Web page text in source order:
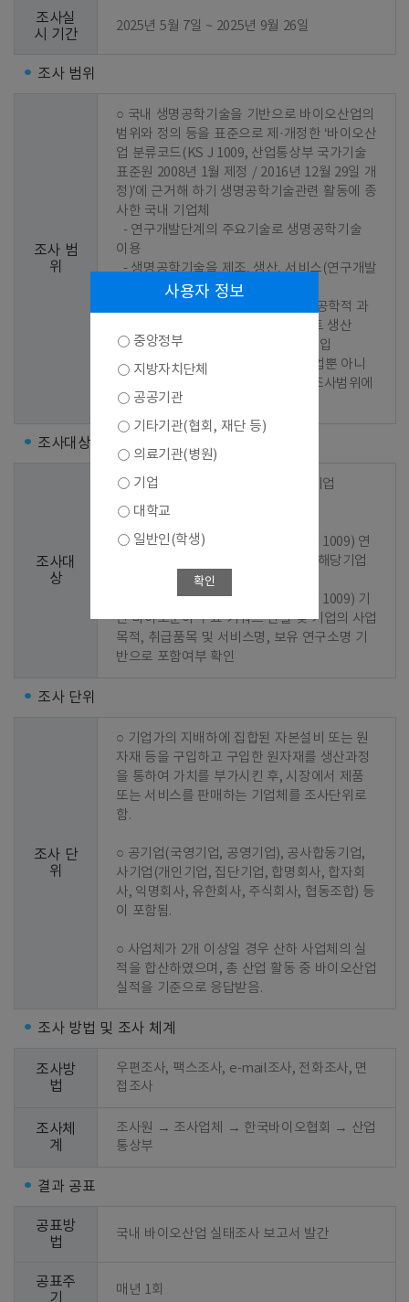
조사실
시 기간
2025년 5월 7일 ~ 2025년 9월 26일
조사 범위
조사 범
위
○ 국내 생명공학기술을 기반으로 바이오산업의
범위와 정의 등을 표준으로 제·개정한 ‘바이오산
업 분류코드(KS J 1009, 산업통상부 국가기술
표준원 2008년 1월 제정 / 2016년 12월 29일 개
정)’에 근거해 하기 생명공학기술관련 활동에 종
사한 국내 기업체
이용
  - 생명공학기술을 제조, 생산, 서비스(연구개발
서비스 포함)과정에 이용
정에 이용되는 기계, 장비 또는 플랜트 생산
  - 위의 제품을 해당국가에서 직접 수입
※ 위의 활동으로 매출이 발생한 기업뿐 아니
라 연구개발을 추진 중인 기업 역시 조사범위에
포함
조사대상
조사대
상
○ 1차 선정 : 2023년 기준 조사결과 기업
○ 2차 선정 : 신규기업 발굴
  - 1단계 : 바이오산업 분류코드(KS J 1009) 연
계 한국표준산업분류(KSIC) 지정 및 해당기업
반 바이오분야 주요 키워드 선별 및 기업의 사업
목적, 취급품목 및 서비스명, 보유 연구소명 기
반으로 포함여부 확인
조사 단위
조사 단
위
○ 기업가의 지배하에 집합된 자본설비 또는 원
자재 등을 구입하고 구입한 원자재를 생산과정
을 통하여 가치를 부가시킨 후, 시장에서 제품
또는 서비스를 판매하는 기업체를 조사단위로
함.
○ 공기업(국영기업, 공영기업), 공사합동기업,
사기업(개인기업, 집단기업, 합명회사, 합자회
사, 익명회사, 유한회사, 주식회사, 협동조합) 등
이 포함됨.
○ 사업체가 2개 이상일 경우 산하 사업체의 실
적을 합산하였으며, 총 산업 활동 중 바이오산업
실적을 기준으로 응답받음.
조사 방법 및 조사 체계
조사방
법
우편조사, 팩스조사, e-mail조사, 전화조사, 면
접조사
조사체
계
조사원 → 조사업체 → 한국바이오협회 → 산업
통상부
결과 공표
공표방
법
국내 바이오산업 실태조사 보고서 발간
공표주
기
매년 1회
사용자 정보
중앙정부
지방자치단체
공공기관
기타기관(협회, 재단 등)
의료기관(병원)
기업
대학교
일반인(학생)
확인